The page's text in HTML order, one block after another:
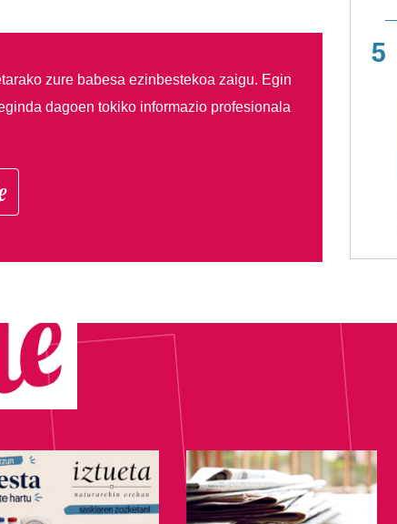
zure babesa ezinbestekoa zaigu. Egin
dagoen tokiko informazio profesionala
5